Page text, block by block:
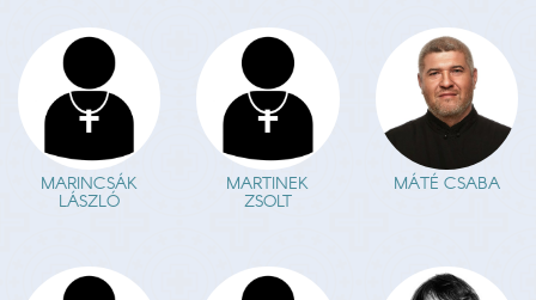
MARINCSÁK
LÁSZLÓ
MARTINEK
ZSOLT
MÁTÉ CSABA